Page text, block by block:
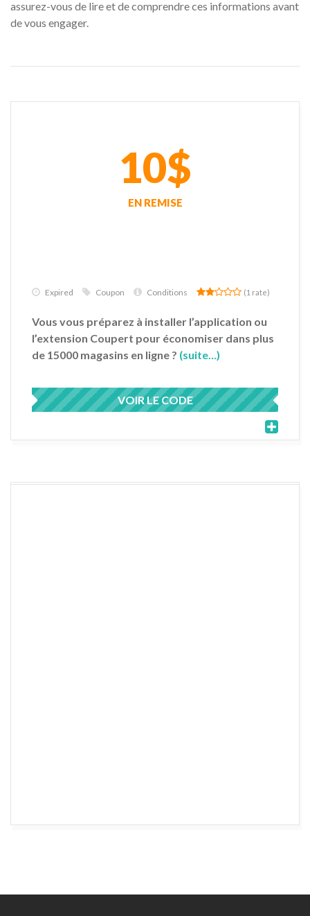
assurez-vous de lire et de comprendre ces informations avant
de vous engager.
10$
EN REMISE
Expired Coupon Conditions (1 rate)
Vous vous préparez à installer l’application ou
l’extension Coupert pour économiser dans plus
de 15000 magasins en ligne ? (suite…)
VOIR LE CODE